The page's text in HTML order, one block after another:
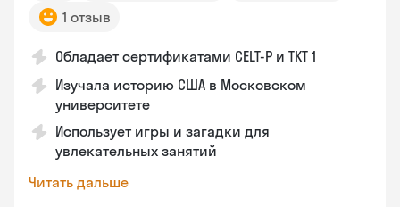
1 отзыв
Обладает сертификатами CELT-P и TKT 1
Изучала историю США в Московском
университете
Использует игры и загадки для
увлекательных занятий
Читать дальше